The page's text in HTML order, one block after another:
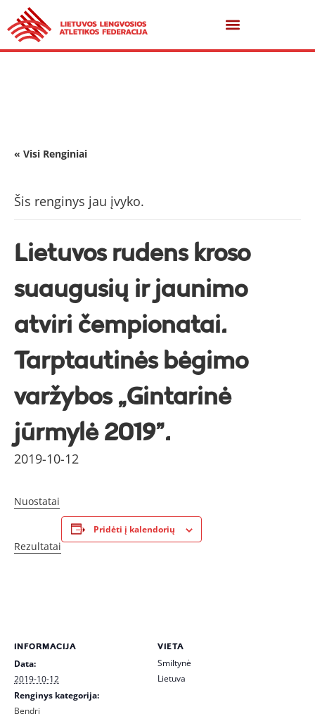
« Visi Renginiai
Šis renginys jau įvyko.
Lietuvos rudens kroso
suaugusių ir jaunimo
atviri čempionatai.
Tarptautinės bėgimo
varžybos „Gintarinė
jūrmylė 2019”.
2019-10-12
Nuostatai
Rezultatai
Pridėti į kalendorių
INFORMACIJA
Data:
2019-10-12
Renginys kategorija:
Bendri
VIETA
Smiltynė
Lietuva